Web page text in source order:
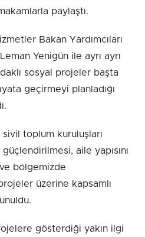
paylaştı.
Bakan Yardımcıları
Yenigün ile ayrı ayrı
sosyal projeler başta
geçirmeyi planladığı
toplum kuruluşları
aile yapısını
bölgemizde
üzerine kapsamlı
gösterdiği yakın ilgi